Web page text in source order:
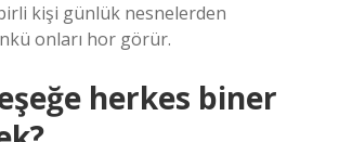
kişi günlük nesnelerden
onları hor görür.
herkes biner